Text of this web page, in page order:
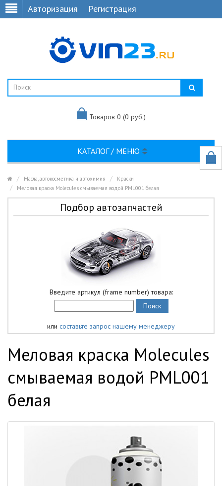
Авторизация Регистрация
Товаров 0 (0 руб.)
КАТАЛОГ / МЕНЮ
Масла, автокосметика и автохимия
Краски
Меловая краска Molecules смываемая водой PML001 белая
Подбор автозапчастей
Введите артикул (frame number) товара:
или составьте запрос нашему менеджеру
Меловая краска Molecules
смываемая водой PML001
белая